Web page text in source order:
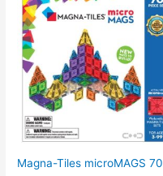
Magna-Tiles microMAGS 70